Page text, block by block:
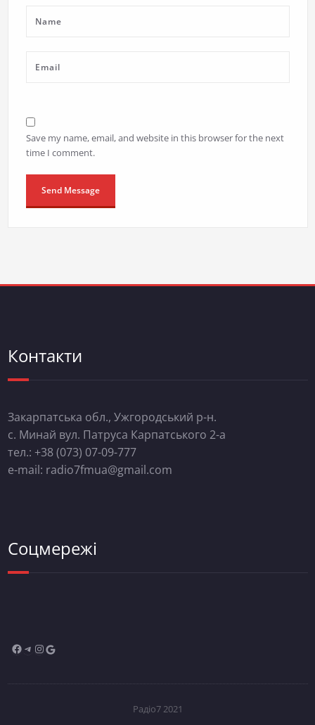
Save my name, email, and website in this browser for the next
time I comment.
Контакти
Закарпатська обл., Ужгородський р-н.
с. Минай вул. Патруса Карпатського 2-а
тел.: +38 (073) 07-09-777
e-mail: radio7fmua@gmail.com
Соцмережі
Радіо7 2021